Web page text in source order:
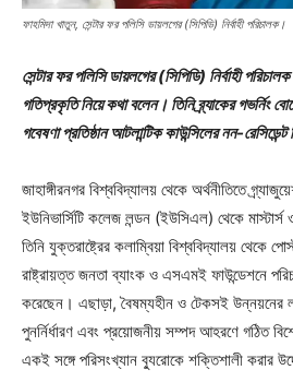
ফাহমিদা খাতুন, সেন্টার ফর পলিসি ডায়লগের (সিপিডি) নির্বাহী পরিচালক।
সেন্টার ফর পলিসি ডায়লগের (সিপিডি) নির্বাহী
গতিপ্রকৃতি নিয়ে কথা বলেন। তিনি ব্র্যাকের গভর্নিং
গবেষণা প্রতিষ্ঠান আটলান্টিক কাউন্সিলের নন-
জাহাঙ্গীরনগর বিশ্ববিদ্যালয় থেকে অর্থনীতিতে
ইউনিভার্সিটি কলেজ লন্ডন (ইউসিএল) থেকে
তিনি যুক্তরাষ্ট্রের কলাম্বিয়া বিশ্ববিদ্যালয় থেকে
রাষ্ট্রায়ত্ত জনতা ব্যাংক ও এসএমই ফাউন্ডেশনে
করেছেন। এছাড়া, বৈষম্যহীন ও টেকসই উন্নয়নের
পুনর্নির্ধারণ এবং প্রয়োজনীয় সম্পদ আহরণে গঠিত
একই সঙ্গে পরিসংখ্যান ব্যুরোকে শক্তিশালী করার